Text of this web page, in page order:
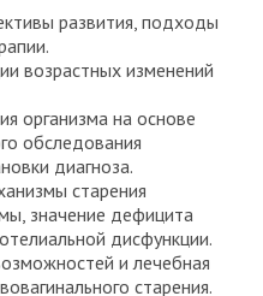
развития, подходы
возрастных изменений
организма на основе
обследования
диагноза.
старения
значение дефицита
дисфункции.
и лечебная
старения.